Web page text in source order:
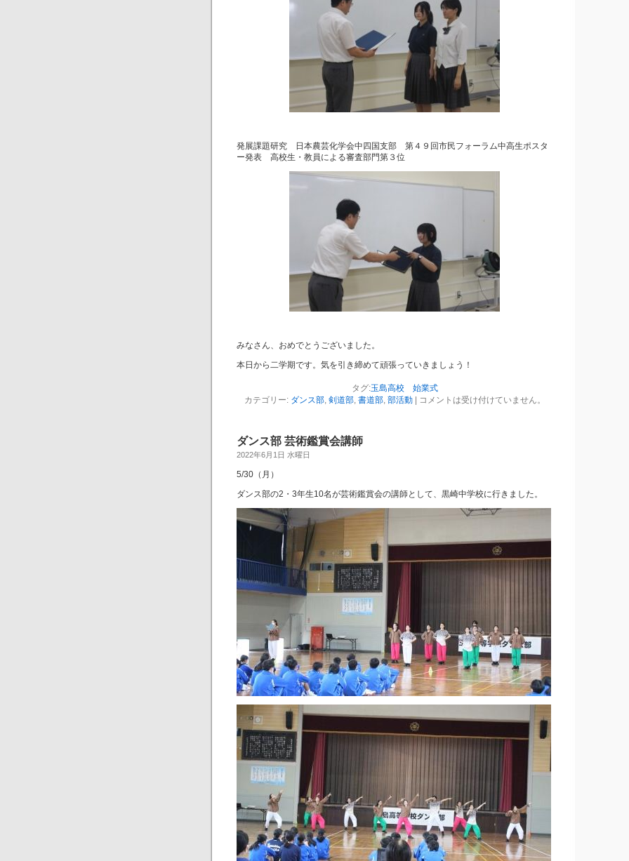
発展課題研究 日本農芸化学会中四国支部 第４９回市民フォーラム中高生ポスタ
ー発表 高校生・教員による審査部門第３位
みなさん、おめでとうございました。
本日から二学期です。気を引き締めて頑張っていきましょう！
タグ:玉島高校 始業式
カテゴリー: ダンス部, 剣道部, 書道部, 部活動| コメントは受け付けていません。
ダンス部 芸術鑑賞会講師
2022年6月1日 水曜日
5/30（月）
ダンス部の2・3年生10名が芸術鑑賞会の講師として、黒崎中学校に行きました。